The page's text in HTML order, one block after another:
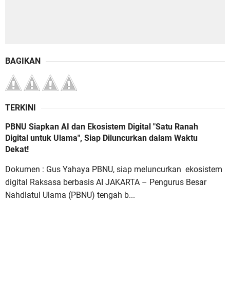
BAGIKAN
TERKINI
PBNU Siapkan AI dan Ekosistem Digital "Satu Ranah
Digital untuk Ulama", Siap Diluncurkan dalam Waktu
Dekat!
Dokumen : Gus Yahaya PBNU, siap meluncurkan ekosistem
digital Raksasa berbasis AI JAKARTA – Pengurus Besar
Nahdlatul Ulama (PBNU) tengah b...